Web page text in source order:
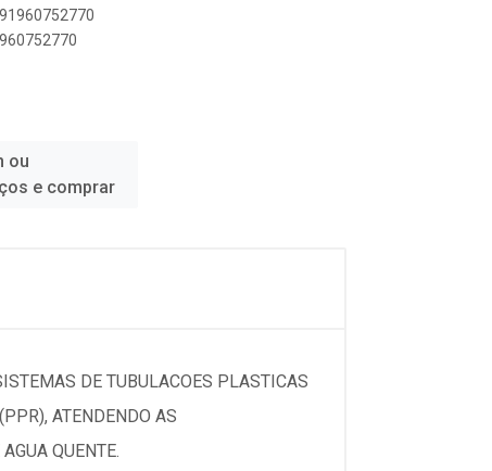
ou
e comprar
DE TUBULACOES PLASTICAS
ATENDENDO AS
QUENTE.